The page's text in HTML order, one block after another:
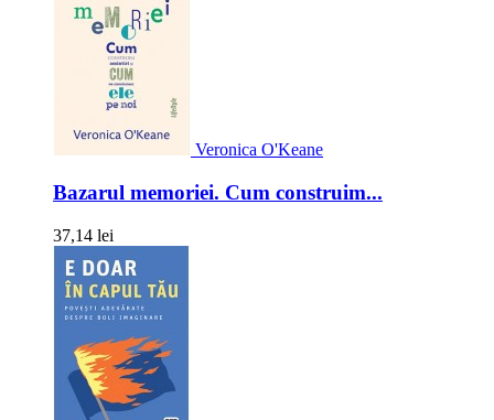
Veronica O'Keane
Bazarul memoriei. Cum construim...
37,14 lei